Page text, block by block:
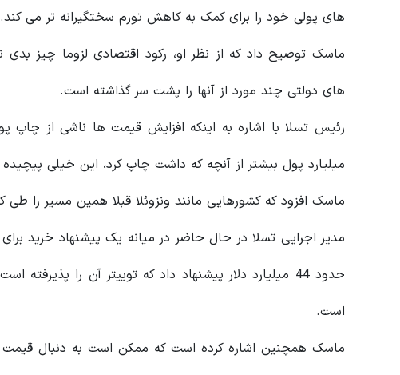
های پولی خود را برای کمک به کاهش تورم سختگیرانه تر می کند.
ماسک توضیح داد که از نظر او، رکود اقتصادی لزوما چیز
های دولتی چند مورد از آنها را پشت سر گذاشته است.
رئیس تسلا با اشاره به اینکه افزایش قیمت ها ناشی از
میلیارد پول بیشتر از آنچه که داشت چاپ کرد، این خیلی
ماسک افزود که کشورهایی مانند ونزوئلا قبلا همین مسیر را طی
مدیر اجرایی تسلا در حال حاضر در میانه یک پیشنهاد خرید
حدود 44 میلیارد دلار پیشنهاد داد که توییتر آن را
است.
ماسک همچنین اشاره کرده است که ممکن است به دنبال قیمت